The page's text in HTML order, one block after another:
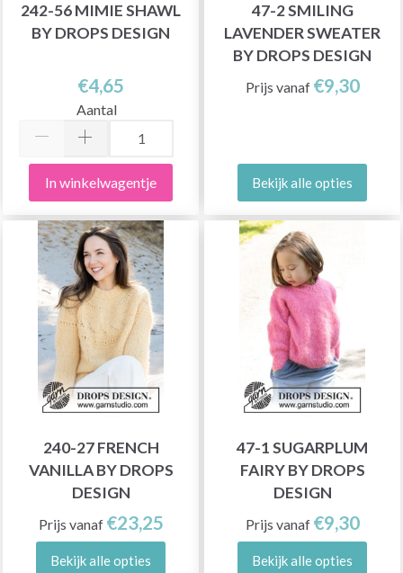
242-56 MIMIE SHAWL
BY DROPS DESIGN
€4,65
Aantal
In winkelwagentje
47-2 SMILING
LAVENDER SWEATER
BY DROPS DESIGN
Prijs vanaf €9,30
Bekijk alle opties
240-27 FRENCH
VANILLA BY DROPS
DESIGN
Prijs vanaf €23,25
Bekijk alle opties
47-1 SUGARPLUM
FAIRY BY DROPS
DESIGN
Prijs vanaf €9,30
Bekijk alle opties